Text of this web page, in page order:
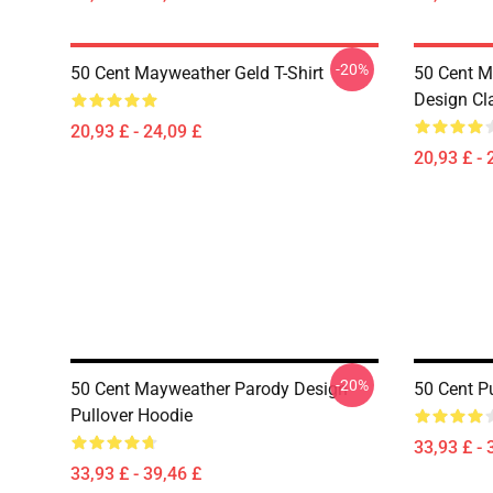
50 Cent Mayweather Geld T-Shirt
20,93 £ - 24,09 £
-20%
50 Cent
Design
20,93 £ -
50 Cent Mayweather Parody Design
Pullover Hoodie
33,93 £ - 39,46 £
-20% 50 Cent
33,93 £ -